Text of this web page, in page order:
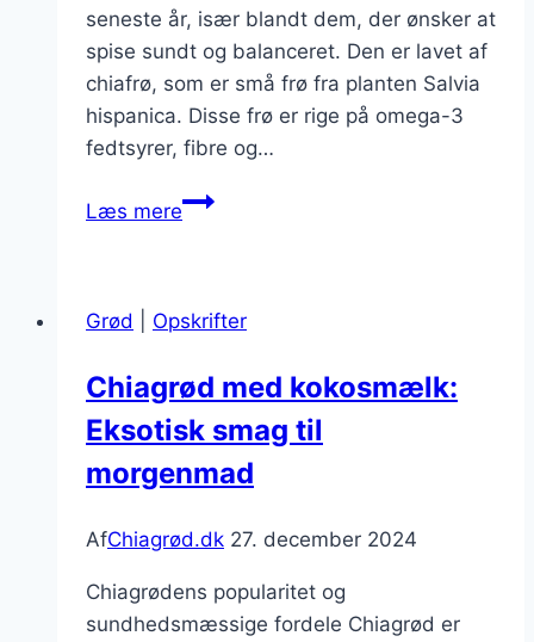
seneste år, især blandt dem, der ønsker at
spise sundt og balanceret. Den er lavet af
chiafrø, som er små frø fra planten Salvia
hispanica. Disse frø er rige på omega-3
fedtsyrer, fibre og…
Læs mereChiagrød
bær
ekstra
smag
Grød Opskrifter
Chiagrød med kokosmælk:
Eksotisk smag til
morgenmad
AfChiagrød.dk 27. december 2024
Chiagrødens popularitet og
sundhedsmæssige fordele Chiagrød er